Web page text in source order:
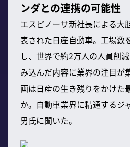
ンダとの連携の可能性
エスピノーサ新社長による大
表された日産自動車。工場数
し、世界で約2万人の人員削
み込んだ内容に業界の注目が
画は日産の生き残りをかけた
か。自動車業界に精通するジ
男氏に聞いた。